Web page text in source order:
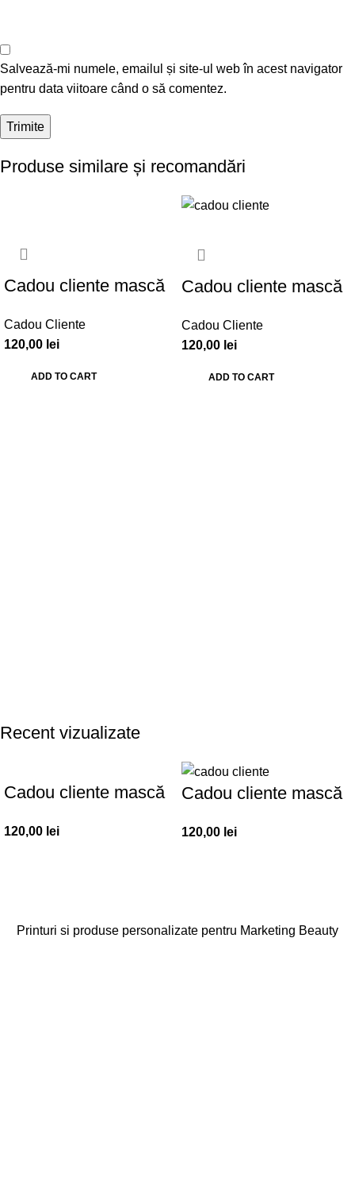
Salvează-mi numele, emailul și site-ul web în acest navigator
pentru data viitoare când o să comentez.
Produse similare și recomandări
Cadou cliente mască
– CC001
Cadou Cliente
120,00 lei
ADD TO CART
Cadou cliente mască
– CC002
Cadou Cliente
120,00 lei
ADD TO CART
Recent vizualizate
Cadou cliente mască
– CC001
120,00 lei
Cadou cliente mască
– CC002
120,00 lei
Printuri si produse personalizate pentru Marketing Beauty